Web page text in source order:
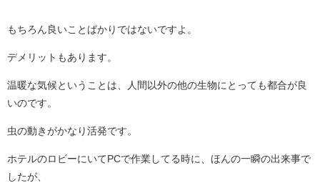
もちろん良いことばかりではないですよ。
デメリットもあります。
温暖な気候ということは、人間以外の他の生物にとっても都合が良
いのです。
虫の動きがかなり活発です。
ホテルのロビーにいてPCで作業してる時に、ほんの一瞬の出来事で
したが、